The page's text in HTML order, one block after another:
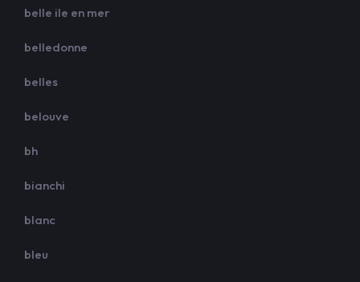
belle ile en mer
belledonne
belles
belouve
bh
bianchi
blanc
bleu